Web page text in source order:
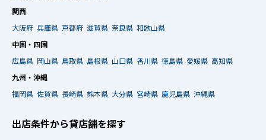
関西
大阪府 兵庫県 京都府 滋賀県 奈良県 和歌山県
中国・四国
広島県 岡山県 鳥取県 島根県 山口県 香川県 徳島県 愛媛県 高知県
九州・沖縄
福岡県 佐賀県 長崎県 熊本県 大分県 宮崎県 鹿児島県 沖縄県
出店条件から貸店舗を探す